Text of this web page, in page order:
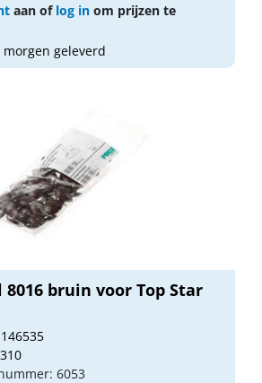
aan of log in om prijzen te
geleverd
8016 bruin voor Top Star
6053